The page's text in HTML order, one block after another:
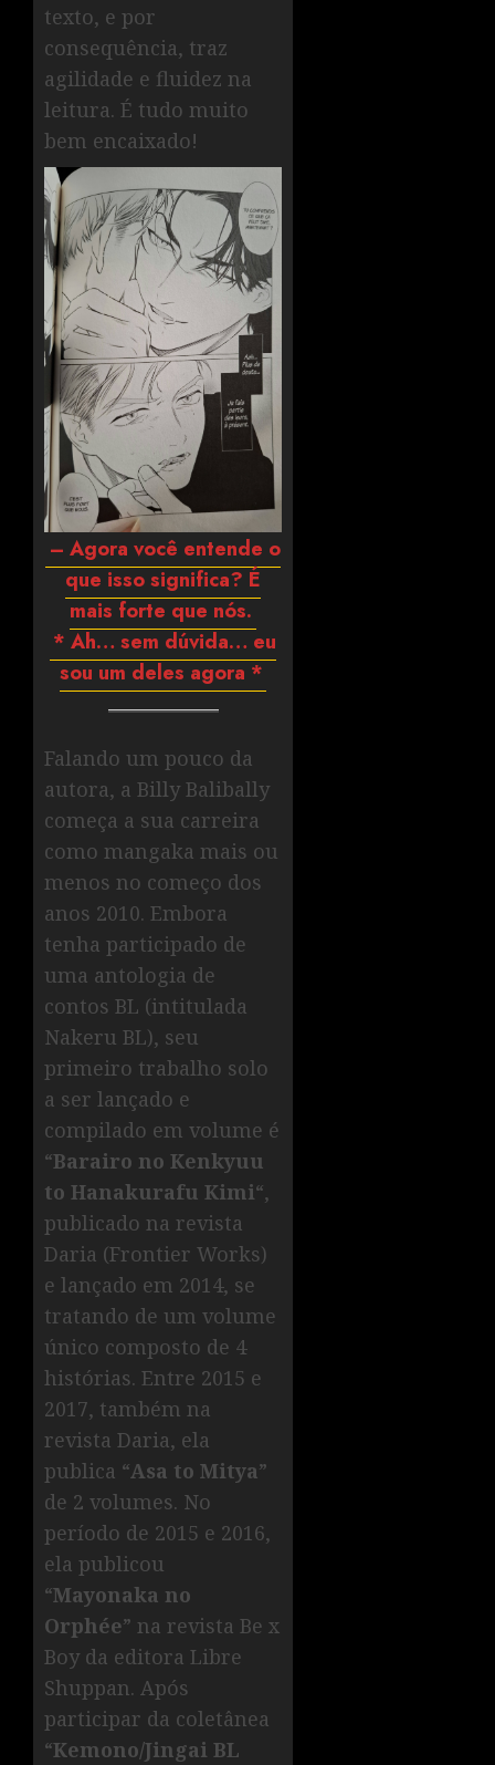
texto, e por
consequência, traz
agilidade e fluidez na
leitura. É tudo muito
bem encaixado!
– Agora você entende o
que isso significa? É
mais forte que nós.
* Ah… sem dúvida… eu
sou um deles agora *
Falando um pouco da
autora, a Billy Balibally
começa a sua carreira
como mangaka mais ou
menos no começo dos
anos 2010. Embora
tenha participado de
uma antologia de
contos BL (intitulada
Nakeru BL), seu
primeiro trabalho solo
a ser lançado e
compilado em volume é
“Barairo no Kenkyuu
to Hanakurafu Kimi“,
publicado na revista
Daria (Frontier Works)
e lançado em 2014, se
tratando de um volume
único composto de 4
histórias. Entre 2015 e
2017, também na
revista Daria, ela
publica “Asa to Mitya”
de 2 volumes. No
período de 2015 e 2016,
ela publicou
“Mayonaka no
Orphée” na revista Be x
Boy da editora Libre
Shuppan. Após
participar da coletânea
“Kemono/Jingai BL